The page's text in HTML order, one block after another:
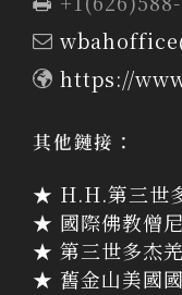
https://
其他鏈接：
★ H.H.第三世
★ 國際佛教僧
★ 第三世多杰
★ 舊金山美國